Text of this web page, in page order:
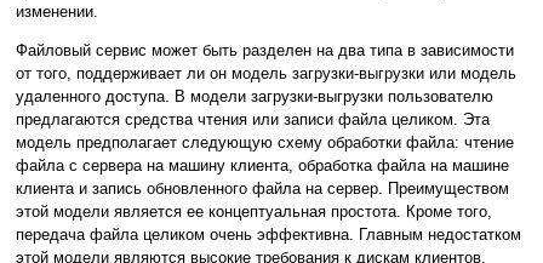
изменении.
Файловый сервис может быть разделен на два типа в зависимости
от того, поддерживает ли он модель загрузки-выгрузки или модель
удаленного доступа. В модели загрузки-выгрузки пользователю
предлагаются средства чтения или записи файла целиком. Эта
модель предполагает следующую схему обработки файла: чтение
файла с сервера на машину клиента, обработка файла на машине
клиента и запись обновленного файла на сервер. Преимуществом
этой модели является ее концептуальная простота. Кроме того,
передача файла целиком очень эффективна. Главным недостатком
этой модели являются высокие требования к дискам клиентов.